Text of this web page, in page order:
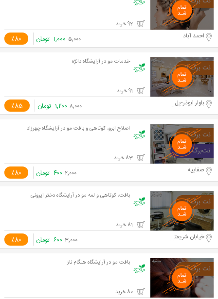
٪80 احمد آباد ۵,۰۰۰ ۱,۰۰۰ تومان
خدمات مو در آرایشگاه دانژه
٪85 بلوار ابوذر-پل پنجم ۸,۰۰۰ ۱,۲۰۰ تومان
اصلاح ابرو، کوتاهی و بافت مو در آرایشگاه چهرزاد
٪80 صفاییه ۲,۰۰۰ ۴۰۰ تومان
بافت، کوتاهی و لمه مو در آرایشگاه دختر ایرونی
٪80 خیابان شریعتی جنوبی ۳,۰۰۰ ۶۰۰ تومان
بافت مو در آرایشگاه هنگام ناز